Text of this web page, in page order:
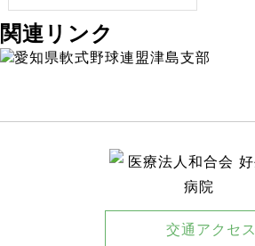
関連リンク
交通アクセス